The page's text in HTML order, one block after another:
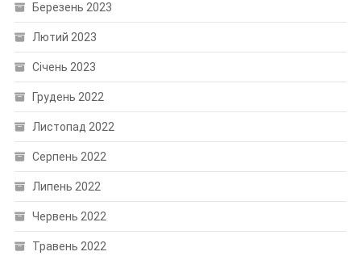
Березень 2023
Лютий 2023
Січень 2023
Грудень 2022
Листопад 2022
Серпень 2022
Липень 2022
Червень 2022
Травень 2022